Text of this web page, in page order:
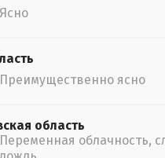
Ясно
Преимущественно ясно
область
Переменная облачность,